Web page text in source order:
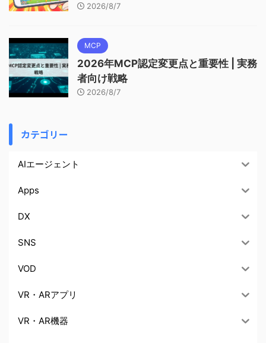
2026/8/7
MCP
2026年MCP認定変更点と重要性 | 実務
者向け戦略
2026/8/7
カテゴリー
AIエージェント
Apps
DX
SNS
VOD
VR・ARアプリ
VR・AR機器